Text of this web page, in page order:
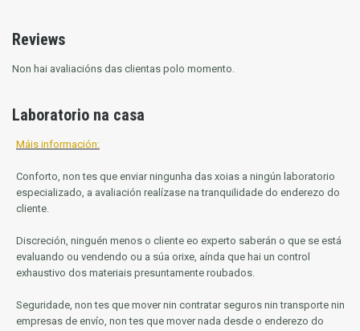
Reviews
Non hai avaliacións das clientas polo momento.
Laboratorio na casa
Máis información:
Conforto, non tes que enviar ningunha das xoias a ningún laboratorio
especializado, a avaliación realízase na tranquilidade do enderezo do
cliente.
Discreción, ninguén menos o cliente eo experto saberán o que se está
evaluando ou vendendo ou a súa orixe, aínda que hai un control
exhaustivo dos materiais presuntamente roubados.
Seguridade, non tes que mover nin contratar seguros nin transporte nin
empresas de envío, non tes que mover nada desde o enderezo do